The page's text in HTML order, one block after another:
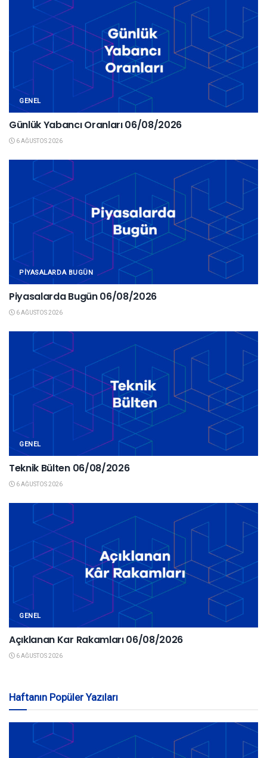
GENEL
Günlük Yabancı Oranları 06/08/2026
6 AĞUSTOS 2026
PIYASALARDA BUGÜN
Piyasalarda Bugün 06/08/2026
6 AĞUSTOS 2026
GENEL
Teknik Bülten 06/08/2026
6 AĞUSTOS 2026
GENEL
Açıklanan Kar Rakamları 06/08/2026
6 AĞUSTOS 2026
Haftanın Popüler Yazıları